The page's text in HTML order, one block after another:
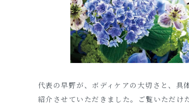
代表の早野が、ボディケアの大切さと、具
紹介させていただきました。ご覧いただけ